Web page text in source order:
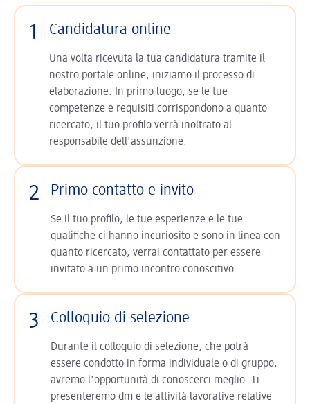
1 Candidatura online
Una volta ricevuta la tua candidatura tramite il
nostro portale online, iniziamo il processo di
elaborazione. In primo luogo, se le tue
competenze e requisiti corrispondono a quanto
ricercato, il tuo profilo verrà inoltrato al
responsabile dell'assunzione.
2 Primo contatto e invito
Se il tuo profilo, le tue esperienze e le tue
qualifiche ci hanno incuriosito e sono in linea con
quanto ricercato, verrai contattato per essere
invitato a un primo incontro conoscitivo.
3 Colloquio di selezione
Durante il colloquio di selezione, che potrà
essere condotto in forma individuale o di gruppo,
avremo l'opportunità di conoscerci meglio. Ti
presenteremo dm e le attività lavorative relative